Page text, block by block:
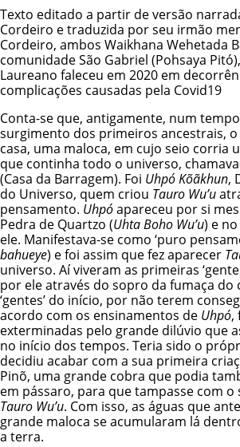
Texto editado a partir de versão
Cordeiro e traduzida por seu irmão
Cordeiro, ambos Waikhana Wehetada
comunidade São Gabriel (Pohsaya
Laureano faleceu em 2020 em
complicações causadas pela Covid19
Conta-se que, antigamente, num
surgimento dos primeiros ancestrais,
casa, uma maloca, em cujo seio corria
que continha todo o universo,
(Casa da Barragem). Foi Uhpó Kõãkhun,
do Universo, quem criou Tauro Wu’u
pensamento. Uhpóapareceu por si
Pedra de Quartzo (Uhta Boho Wu’u) e
ele. Manifestava-se como ‘puro
bahueye) e foi assim que fez aparecer
universo. Aí viveram as primeiras
por ele através do sopro da fumaça do
‘gentes’ do início, por não terem
acordo com os ensinamentos de Uhpó,
exterminadas pelo grande dilúvio que
no início dos tempos. Teria sido o
decidiu acabar com a sua primeira
Pinõ, uma grande cobra que podia
em pássaro, para que tampasse com o
Tauro Wu’u. Com isso, as águas que
grande maloca se acumularam lá
a terra.